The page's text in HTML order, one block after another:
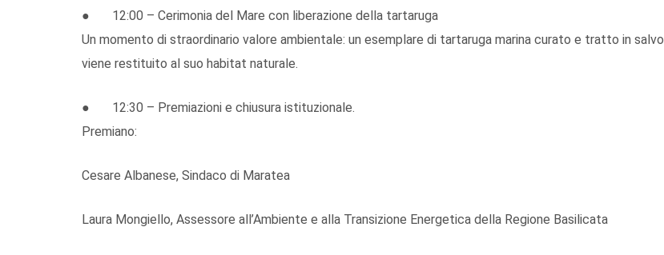
● 12:00 – Cerimonia del Mare con liberazione della tartaruga
Un momento di straordinario valore ambientale: un esemplare di tartaruga marina curato e tratto in salvo
viene restituito al suo habitat naturale.
● 12:30 – Premiazioni e chiusura istituzionale.
Premiano:
Cesare Albanese, Sindaco di Maratea
Laura Mongiello, Assessore all’Ambiente e alla Transizione Energetica della Regione Basilicata